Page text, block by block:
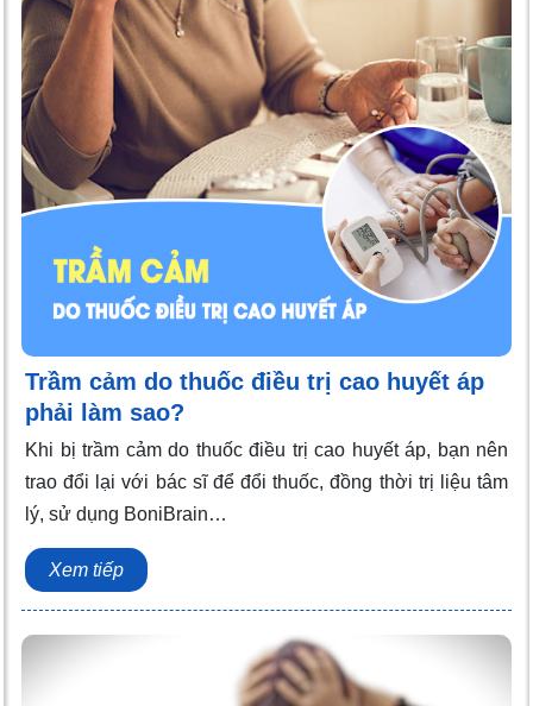
Trầm cảm do thuốc điều trị cao huyết áp
phải làm sao?
Khi bị trầm cảm do thuốc điều trị cao huyết áp, bạn nên
trao đổi lại với bác sĩ để đổi thuốc, đồng thời trị liệu tâm
lý, sử dụng BoniBrain…
Xem tiếp